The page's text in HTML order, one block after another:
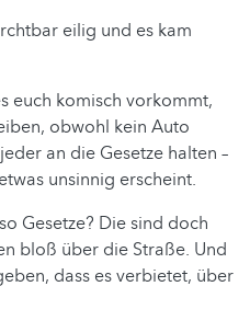
eilig und es kam
euch komisch vorkommt,
obwohl kein Auto
an die Gesetze halten –
unsinnig erscheint.
Gesetze? Die sind doch
bloß über die Straße. Und
dass es verbietet, über